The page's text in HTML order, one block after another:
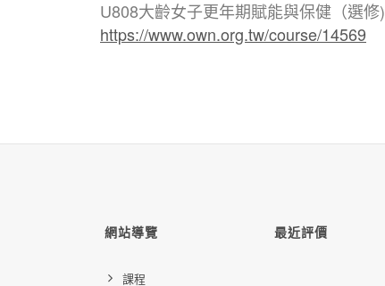
U808⼤齡女⼦更年期賦能與保健（選修)
https://www.own.org.tw/course/14569
網站導覽
課程
最近評價